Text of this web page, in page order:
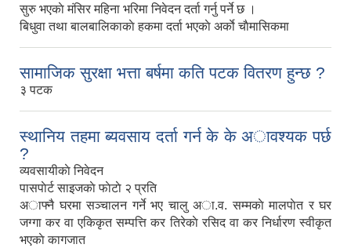
सुरु भएकाे मंसिर महिना भरिमा निवेदन दर्ता गर्नु पर्ने छ ।
बिधुवा तथा बालबालिकाकाे हकमा दर्ता भएकाे अर्काे चाैमासिकमा
सामाजिक सुरक्षा भत्ता बर्षमा कति पटक वितरण हुन्छ ?
३ पटक
स्थानिय तहमा ब्यवसाय दर्ता गर्न के के अावश्यक पर्छ
?
व्यवसायीकाे निवेदन
पासपाेर्ट साइजकाे फाेटाे २ प्रति
अाफ्नै घरमा सञ्चालन गर्ने भए चालु अा‍.व. सम्मकाे मालपाेत र घर
जग्गा कर वा एकिकृत सम्पत्ति कर तिरेकाे रसिद वा कर निर्धारण स्वीकृत
भएकाे कागजात